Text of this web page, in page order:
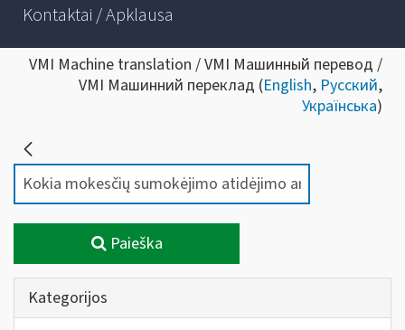
Kontaktai / Apklausa
VMI Machine translation / VMI Машинный перевод /
VMI Машинний переклад (English, Русский,
Українська)
Paieška
Kategorijos